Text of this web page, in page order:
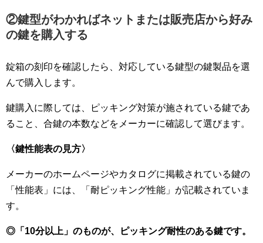
②鍵型がわかればネットまたは販売店から好み
の鍵を購入する
錠箱の刻印を確認したら、対応している鍵型の鍵製品を選
んで購入します。
鍵購入に際しては、
ピッキング対策が施されている鍵であ
ること、合鍵の本数などをメーカーに確認して選びます。
〈鍵性能表の見方〉
メーカーのホームページやカタログに掲載されている鍵の
「性能表」には、「耐ピッキング性能」が記載されていま
す。
◎「 10分以上」のものが、ピッキング耐性のある鍵です。